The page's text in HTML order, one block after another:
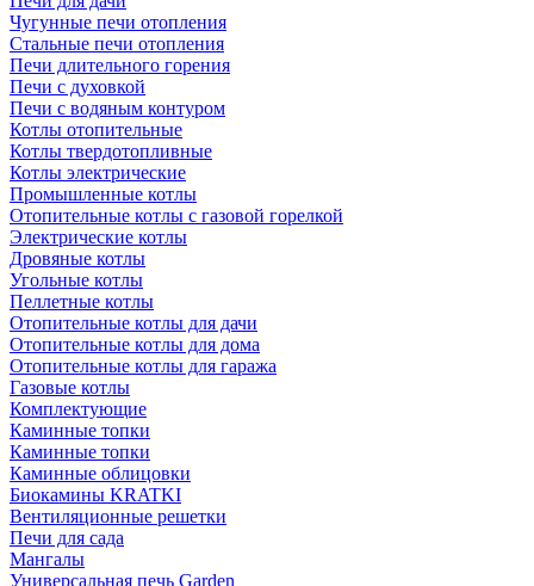
Чугунные печи отопления
Стальные печи отопления
Печи длительного горения
Печи с духовкой
Печи с водяным контуром
Котлы отопительные
Котлы твердотопливные
Котлы электрические
Промышленные котлы
Отопительные котлы с газовой горелкой
Электрические котлы
Дровяные котлы
Угольные котлы
Пеллетные котлы
Отопительные котлы для дачи
Отопительные котлы для дома
Отопительные котлы для гаража
Газовые котлы
Комплектующие
Каминные топки
Каминные топки
Каминные облицовки
Биокамины KRATKI
Вентиляционные решетки
Печи для сада
Мангалы
Универсальная печь Garden